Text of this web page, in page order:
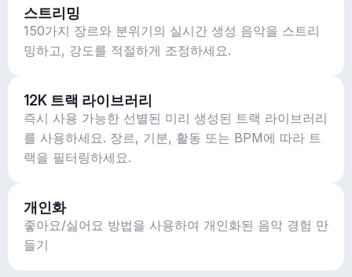
스트리밍
150가지 장르와 분위기의 실시간 생성 음악을 스트리
밍하고, 강도를 적절하게 조정하세요.
12K 트랙 라이브러리
즉시 사용 가능한 선별된 미리 생성된 트랙 라이브러리
를 사용하세요. 장르, 기분, 활동 또는 BPM에 따라 트
랙을 필터링하세요.
개인화
좋아요/싫어요 방법을 사용하여 개인화된 음악 경험 만
들기